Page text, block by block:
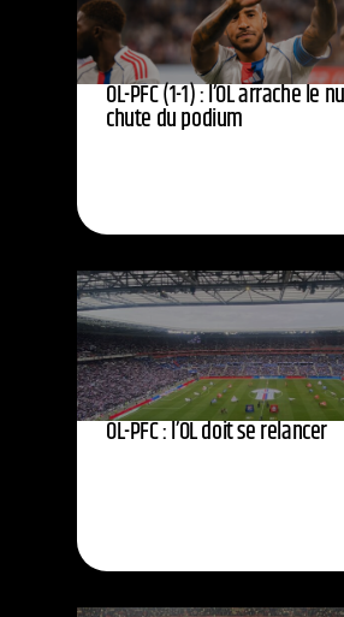
OL-PFC (1-1) : l’OL arrache le
chute du podium
OL-PFC : l’OL doit se relancer